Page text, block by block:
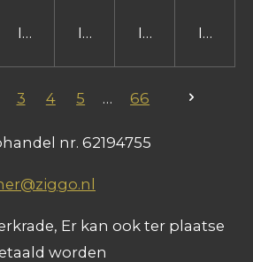
In winkelwagenIn winkelwagen
In In
3 4 5 66
nr. 62194755
Er kan ook ter plaatse
worden